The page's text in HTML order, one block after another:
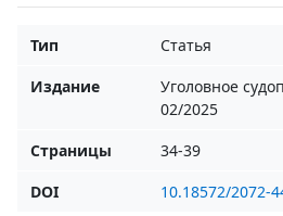
Тип
Статья
Издание
Уголовное
02/2025
Страницы
34-39
DOI
10.18572/2072-